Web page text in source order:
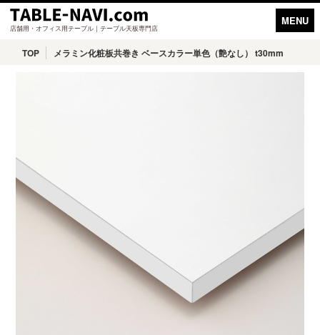
店舗用・オフィス用テーブル｜テーブル天板専門店
MENU
TOP メラミン化粧板共巻き ベースカラー単色（艶なし） t30mm